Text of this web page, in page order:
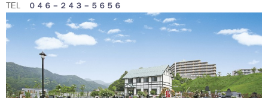
TEL
０４６－２４３－５６５６